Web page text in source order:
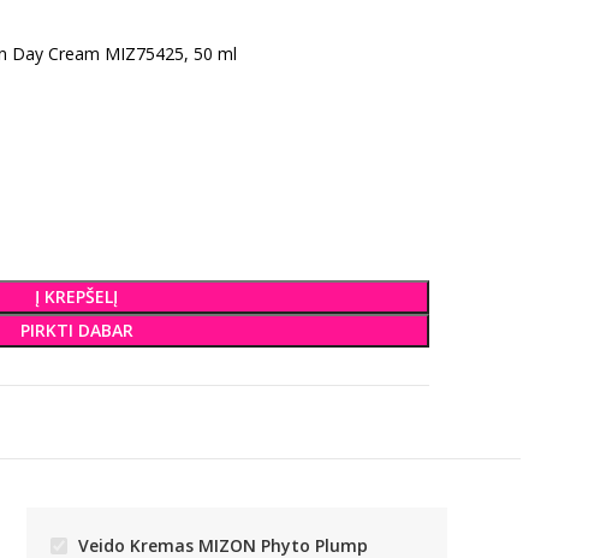
Day Cream MIZ75425, 50 ml
Į KREPŠELĮ
PIRKTI DABAR
Veido Kremas MIZON Phyto Plump